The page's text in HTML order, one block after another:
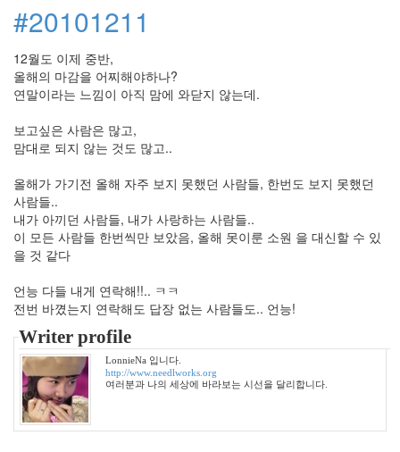
#20101211
12월도 이제 중반,
올해의 마감을 어찌해야하나?
연말이라는 느낌이 아직 맘에 와닫지 않는데.
보고싶은 사람은 많고,
맘대로 되지 않는 것도 많고..
올해가 가기전 올해 자주 보지 못했던 사람들, 한번도 보지 못했던
사람들..
내가 아끼던 사람들, 내가 사랑하는 사람들..
이 모든 사람들 한번씩만 보았음, 올해 못이룬 소원 을 대신할 수 있
을 것 같다
언능 다들 내게 연락해!!.. ㅋㅋ
전번 바꼈는지 연락해도 답장 없는 사람들도.. 언능!
Writer profile
LonnieNa 입니다.
http://www.needlworks.org
여러분과 나의 세상에 바라보는 시선을 달리합니다.
음
악
41
스
크
랩
21
그
외
2
데
이
터
뱅
크
37
Design
0
Tatter
Skin
10
Web
10
Apple